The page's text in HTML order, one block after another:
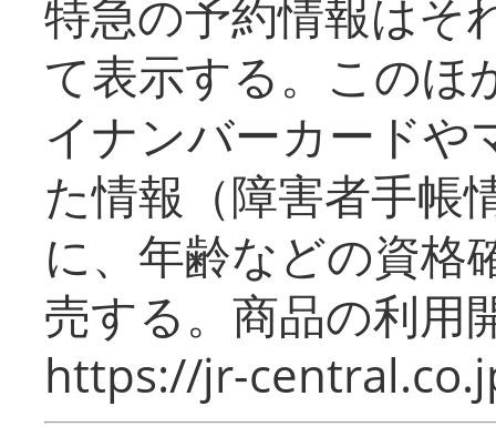
特急の予約情報はそ
て表示する。このほ
イナンバーカードや
た情報（障害者手帳
に、年齢などの資格
売する。商品の利用
https://jr-